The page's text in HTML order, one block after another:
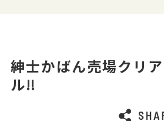
紳士かばん売場クリ
ル‼️